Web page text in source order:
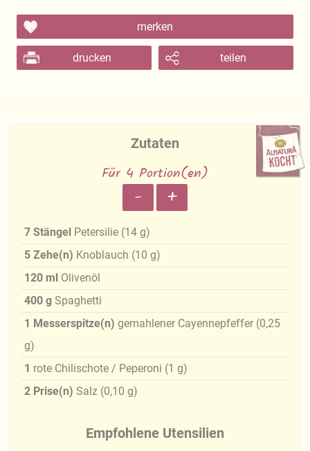
merken
drucken teilen
Zutaten
Für 4 Portion(en)
- +
7 Stängel Petersilie (14 g)
5 Zehe(n) Knoblauch (10 g)
120 ml Olivenöl
400 g Spaghetti
1 Messerspitze(n) gemahlener Cayennepfeffer (0,25
g)
1 rote Chilischote / Peperoni (1 g)
2 Prise(n) Salz (0,10 g)
Empfohlene Utensilien